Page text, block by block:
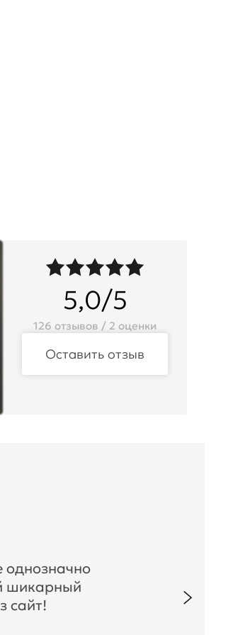
5,0/5
126 отзывов / 2 оценки
Оставить отзыв
однозначно
шикарный
сайт!